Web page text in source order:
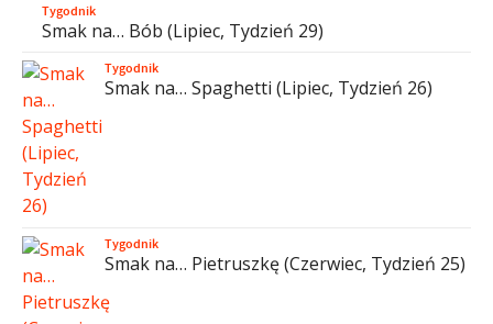
Tygodnik
Smak na… Bób (Lipiec, Tydzień 29)
Tygodnik
Smak na… Spaghetti (Lipiec, Tydzień 26)
Tygodnik
Smak na… Pietruszkę (Czerwiec, Tydzień 25)